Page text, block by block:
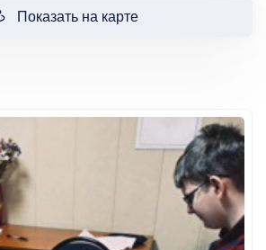
Показать на карте